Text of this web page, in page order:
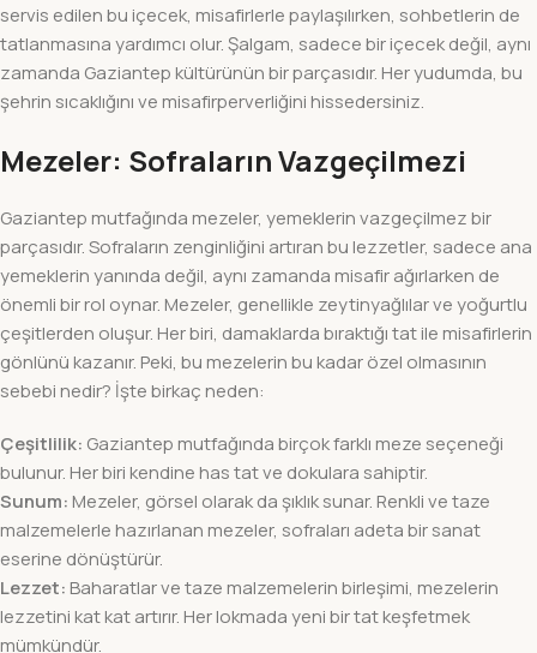
servis edilen bu içecek, misafirlerle paylaşılırken, sohbetlerin de
tatlanmasına yardımcı olur. Şalgam, sadece bir içecek değil, aynı
zamanda Gaziantep kültürünün bir parçasıdır. Her yudumda, bu
şehrin sıcaklığını ve misafirperverliğini hissedersiniz.
Mezeler: Sofraların Vazgeçilmezi
Gaziantep mutfağında mezeler, yemeklerin vazgeçilmez bir
parçasıdır. Sofraların zenginliğini artıran bu lezzetler, sadece ana
yemeklerin yanında değil, aynı zamanda misafir ağırlarken de
önemli bir rol oynar. Mezeler, genellikle zeytinyağlılar ve yoğurtlu
çeşitlerden oluşur. Her biri, damaklarda bıraktığı tat ile misafirlerin
gönlünü kazanır. Peki, bu mezelerin bu kadar özel olmasının
sebebi nedir? İşte birkaç neden:
Çeşitlilik: Gaziantep mutfağında birçok farklı meze seçeneği
bulunur. Her biri kendine has tat ve dokulara sahiptir.
Sunum: Mezeler, görsel olarak da şıklık sunar. Renkli ve taze
malzemelerle hazırlanan mezeler, sofraları adeta bir sanat
eserine dönüştürür.
Lezzet: Baharatlar ve taze malzemelerin birleşimi, mezelerin
lezzetini kat kat artırır. Her lokmada yeni bir tat keşfetmek
mümkündür.